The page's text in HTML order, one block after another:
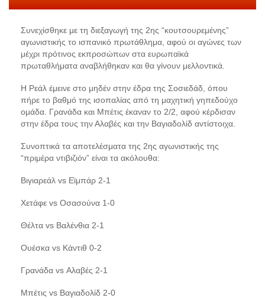
Συνεχίσθηκε με τη διεξαγωγή της 2ης “κουτσουρεμένης”
αγωνιστικής το ισπανικό πρωτάθλημα, αφού οι αγώνες των
μέχρι πρότινος εκπροσώπων στα ευρωπαϊκά
πρωταθλήματα αναβλήθηκαν και θα γίνουν μελλοντικά.
Η Ρεάλ έμεινε στο μηδέν στην έδρα της Σοσιεδάδ , όπου
πήρε το βαθμό της ισοπαλίας από τη μαχητική γηπεδούχο
ομάδα. Γρανάδα και Μπέτις έκαναν το 2/2, αφού κέρδισαν
στην έδρα τους τηνΑλαβές και την Βαγιαδολίδ αντίστοιχα.
Συνοπτικά τα αποτελέσματα της 2ης αγωνιστικής της
“πριμέρα ντιβιζιόν” είναι τα ακόλουθα:
Βιγιαρεάλ vs Εϊμπάρ 2-1
Χετάφε vs Οσασούνα 1-0
Θέλτα vs Βαλένθια 2-1
Ουέσκα vs Κάντιθ 0-2
Γρανάδα vs Αλαβές 2-1
Μπέτις vs Βαγιαδολίδ 2-0